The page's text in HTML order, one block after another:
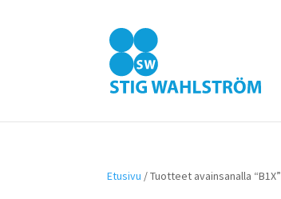
Etusivu / Tuotteet avainsanalla “B1X”